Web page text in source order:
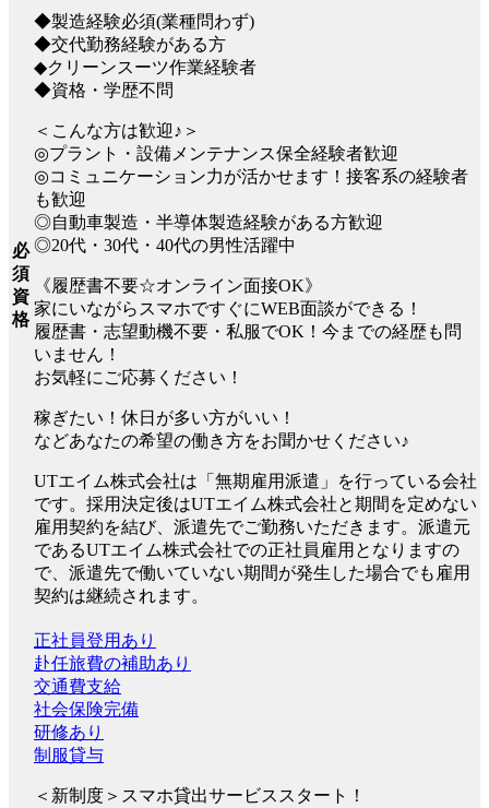
必
須
資
格
◆製造経験必須(業種問わず)
◆交代勤務経験がある方
◆クリーンスーツ作業経験者
◆資格・学歴不問
＜こんな方は歓迎♪＞
◎プラント・設備メンテナンス保全経験者歓迎
◎コミュニケーション力が活かせます！接客系の経験者
も歓迎
◎自動車製造・半導体製造経験がある方歓迎
◎20代・30代・40代の男性活躍中
《履歴書不要☆オンライン面接OK》
家にいながらスマホですぐにWEB面談ができる！
履歴書・志望動機不要・私服でOK！今までの経歴も問
いません！
お気軽にご応募ください！
稼ぎたい！休日が多い方がいい！
などあなたの希望の働き方をお聞かせください♪
UTエイム株式会社は「無期雇用派遣」を行っている会社
です。採用決定後はUTエイム株式会社と期間を定めない
雇用契約を結び、派遣先でご勤務いただきます。派遣元
であるUTエイム株式会社での正社員雇用となりますの
で、派遣先で働いていない期間が発生した場合でも雇用
契約は継続されます。
正社員登用あり
赴任旅費の補助あり
交通費支給
社会保険完備
研修あり
制服貸与
＜新制度＞スマホ貸出サービススタート！